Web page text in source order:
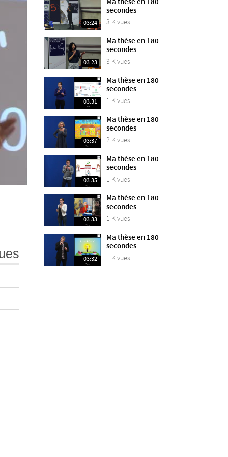
03:24
Ma thèse en 180
secondes
3 K vues
03:23
Ma thèse en 180
secondes
3 K vues
03:31
Ma thèse en 180
secondes
1 K vues
03:37
Ma thèse en 180
secondes
2 K vues
03:35
Ma thèse en 180
secondes
1 K vues
03:33
Ma thèse en 180
secondes
1 K vues
03:32
Ma thèse en 180
secondes
1 K vues